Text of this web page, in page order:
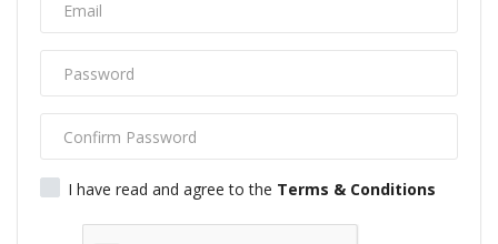
বিনোদন
কুমিল্লা
আমাদের সম্পর্কে
I have read and agree to the Terms & Conditions